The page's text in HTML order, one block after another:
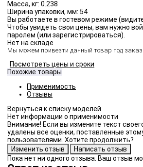
Масса, кг: 0.238
Ширина упаковки, мм: 54
Вы работаете в гостевом режиме
Чтобы увидеть свои цены, вам нужно
паролем (или зарегистрироваться).
Нет на складе
Мы можем привезти данный товар под заказ.
Посмотреть цены и сроки
Похожие товары
Применимость
Отзывы
Нет информации о применимости
Внимание! Если вы измените текст
удалены все оценки, поставленные
пользователями. Хотите продолжить?
Пока нет ни одного отзыва. Ваш отзыв